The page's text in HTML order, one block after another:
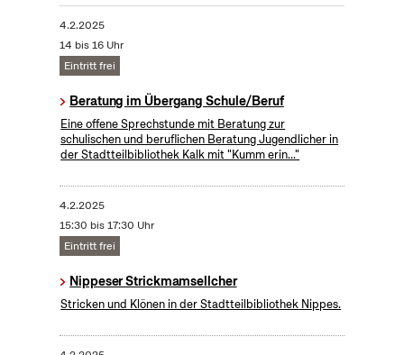
4.2.2025
14 bis 16 Uhr
Eintritt frei
Beratung im Übergang Schule/Beruf
Eine offene Sprechstunde mit Beratung zur
schulischen und beruflichen Beratung Jugendlicher in
der Stadtteilbibliothek Kalk mit "Kumm erin..."
4.2.2025
15:30 bis 17:30 Uhr
Eintritt frei
Nippeser Strickmamsellcher
Stricken und Klönen in der Stadtteilbibliothek Nippes.